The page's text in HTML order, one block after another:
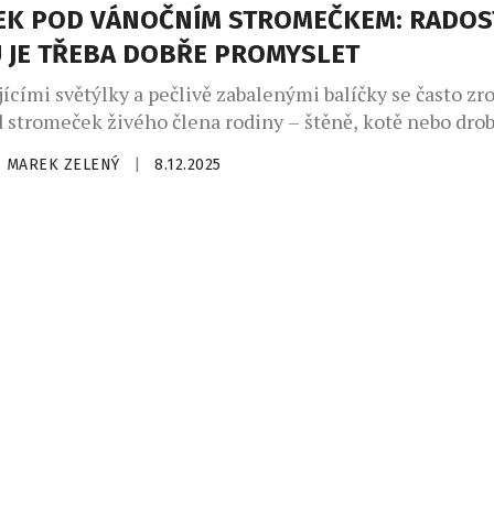
POD VÁNOČNÍM STROMEČKEM:
JE TŘEBA DOBŘE PROMYSLET
světýlky a pečlivě zabalenými balíčky se často
živého člena rodiny – štěně, kotě nebo
spoustu radosti. Aby tato radost byla trvalá, stojí za
MAREK ZELENÝ 8.12.2025